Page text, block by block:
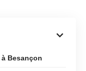
Besançon